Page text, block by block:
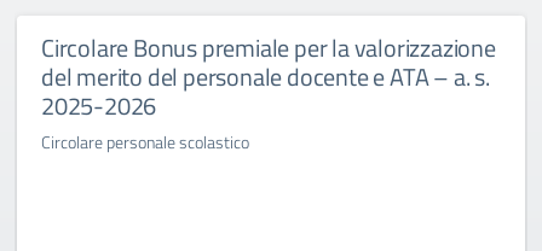
Circolare Bonus premiale per la valorizzazione
del merito del personale docente e ATA – a. s.
2025-2026
Circolare personale scolastico